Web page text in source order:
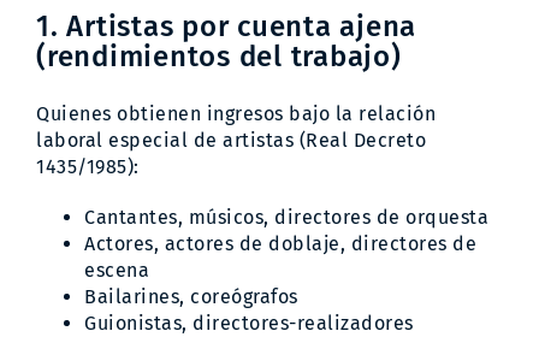
1. Artistas por cuenta ajena
(rendimientos del trabajo)
Quienes obtienen ingresos bajo la relación
laboral especial de artistas (Real Decreto
1435/1985):
Cantantes, músicos, directores de orquesta
Actores, actores de doblaje, directores de
escena
Bailarines, coreógrafos
Guionistas, directores-realizadores